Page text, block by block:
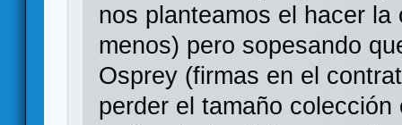
nos planteamos el hacer
menos) pero sopesando
Osprey (firmas en el
perder el tamaño